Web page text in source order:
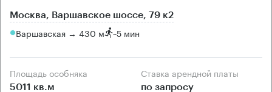
Москва, Варшавское шоссе, 79 к2
Варшавская → 430 м ~5 мин
Площадь особняка
5011 кв.м
Ставка арендной платы
по запросу